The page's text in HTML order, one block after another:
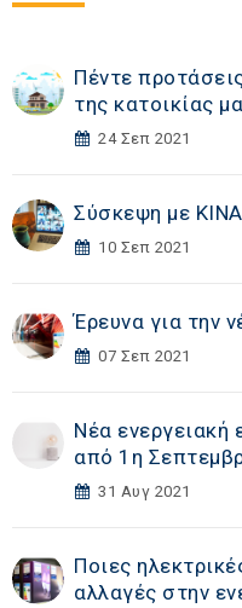
Πέντε
της κατοικίας
24 Σεπ 2021
Σύσκεψη με
10 Σεπ 2021
Έρευνα για την
07 Σεπ 2021
Νέα ενεργειακή
από 1η
31 Αυγ 2021
Ποιες
αλλαγές στην